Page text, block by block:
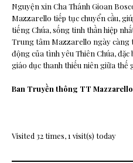
Nguyện xin Cha Thánh Gioan
Mazzarello tiếp tục chuyển cầu,
tiếng Chúa, sống tinh thần hiệp
Trung tâm Mazzarello ngày càng
động của tình yêu Thiên Chúa,
giáo dục thanh thiếu niên giữa thế
Ban Truyền thông TT Mazzarello
Visited 32 times, 1 visit(s) today